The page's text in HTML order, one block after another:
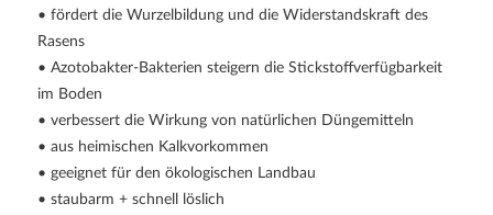
• fördert die Wurzelbildung und die Widerstandskraft des
Rasens
• Azotobakter-Bakterien steigern die Stickstoffverfügbarkeit
im Boden
• verbessert die Wirkung von natürlichen Düngemitteln
• aus heimischen Kalkvorkommen
• geeignet für den ökologischen Landbau
• staubarm + schnell löslich